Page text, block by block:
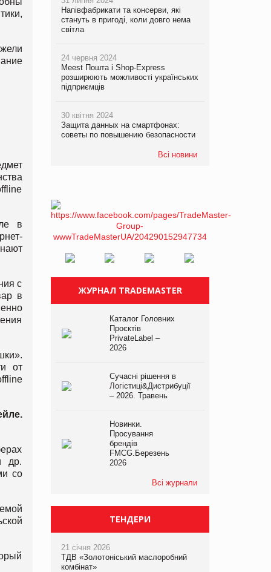
в
с
в
от
др.
со
Напівфабрикати та консерви, які
стануть в пригоді, коли довго нема
світла
24 червня 2024
Meest Пошта і Shop-Express
розширюють можливості українських
підприємців
30 квітня 2024
Защита данных на смартфонах:
советы по повышению безопасности
Всі новини
ЖУРНАЛ TRADEMASTER
Каталог Головних
Проєктів
PrivateLabel –
2026
Сучасні рішення в
Логістиці&Дистрибуції
– 2026. Травень
Новинки.
Просування
брендів
FMCG.Березень
2026
Всі журнали
ТЕНДЕРИ
21 січня 2026
ТДВ «Золотоніський маслоробний
комбінат»